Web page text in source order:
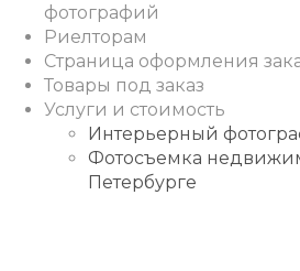
фотографий
Риелторам
Страница оформления
Товары под заказ
Услуги и стоимость
Интерьерный
Фотосъемка
Петербурге